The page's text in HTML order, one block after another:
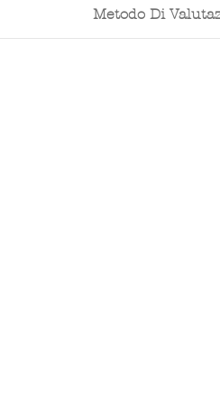
Metodo Di